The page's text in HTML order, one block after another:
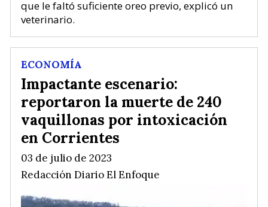
que le faltó suficiente oreo previo, explicó un
veterinario.
Impactante escenario:
reportaron la muerte de 240
vaquillonas por intoxicación
en Corrientes
Redacción Diario El Enfoque
ECONOMÍA
03 de julio de 2023